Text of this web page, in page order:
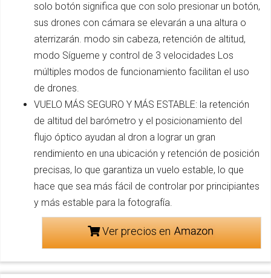
solo botón significa que con solo presionar un botón,
sus drones con cámara se elevarán a una altura o
aterrizarán. modo sin cabeza, retención de altitud,
modo Sígueme y control de 3 velocidades Los
múltiples modos de funcionamiento facilitan el uso
de drones.
VUELO MÁS SEGURO Y MÁS ESTABLE: la retención
de altitud del barómetro y el posicionamiento del
flujo óptico ayudan al dron a lograr un gran
rendimiento en una ubicación y retención de posición
precisas, lo que garantiza un vuelo estable, lo que
hace que sea más fácil de controlar por principiantes
y más estable para la fotografía.
Ver precios en